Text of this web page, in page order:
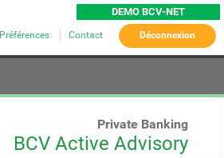
DEMO BCV-NET
Déconnexion
Préférences Contact
Private Banking
BCV Active Advisory